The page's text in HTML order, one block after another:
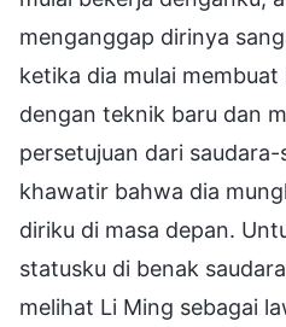
menganggap dirinya
ketika dia mulai
dengan teknik baru dan
persetujuan dari saudara-
khawatir bahwa dia
diriku di masa depan.
statusku di benak
melihat Li Ming sebagai